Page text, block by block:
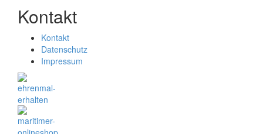
Kontakt
Kontakt
Datenschutz
Impressum